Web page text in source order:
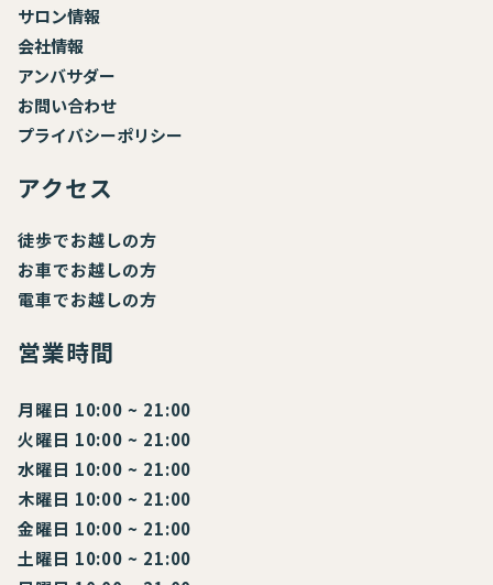
サロン情報
会社情報
アンバサダー
お問い合わせ
プライバシーポリシー
アクセス
徒歩でお越しの方
お車でお越しの方
電車でお越しの方
営業時間
月曜日 10:00 ~ 21:00
火曜日 10:00 ~ 21:00
水曜日 10:00 ~ 21:00
木曜日 10:00 ~ 21:00
金曜日 10:00 ~ 21:00
土曜日 10:00 ~ 21:00